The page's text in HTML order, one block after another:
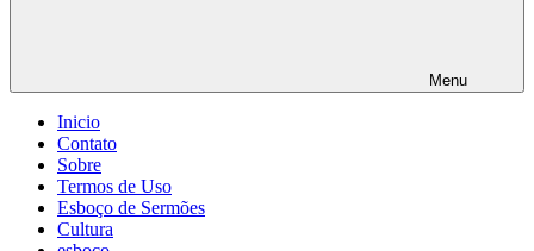
Menu
Inicio
Contato
Sobre
Termos de Uso
Esboço de Sermões
Cultura